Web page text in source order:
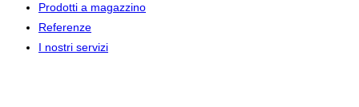
Prodotti a magazzino
Referenze
I nostri servizi